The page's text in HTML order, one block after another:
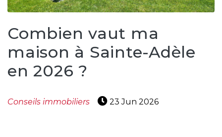
VENDRE
besoins
en
Combien vaut ma
maison à Sainte-Adèle
en 2026 ?
Conseils immobiliers 23 Jun 2026